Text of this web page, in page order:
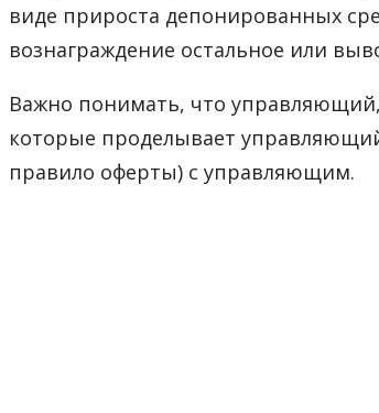
виде прироста депонированных
вознаграждение остальное или
Важно понимать, что
которые проделывает
правило оферты) с управляющим.